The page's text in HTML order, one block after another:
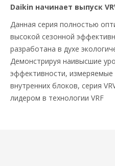
Daikin начинает выпуск
Данная серия полностью
высокой сезонной
разработана в духе
Демонстрируя наивысшие
эффективности,
внутренних блоков, серия
лидером в технологии VRF